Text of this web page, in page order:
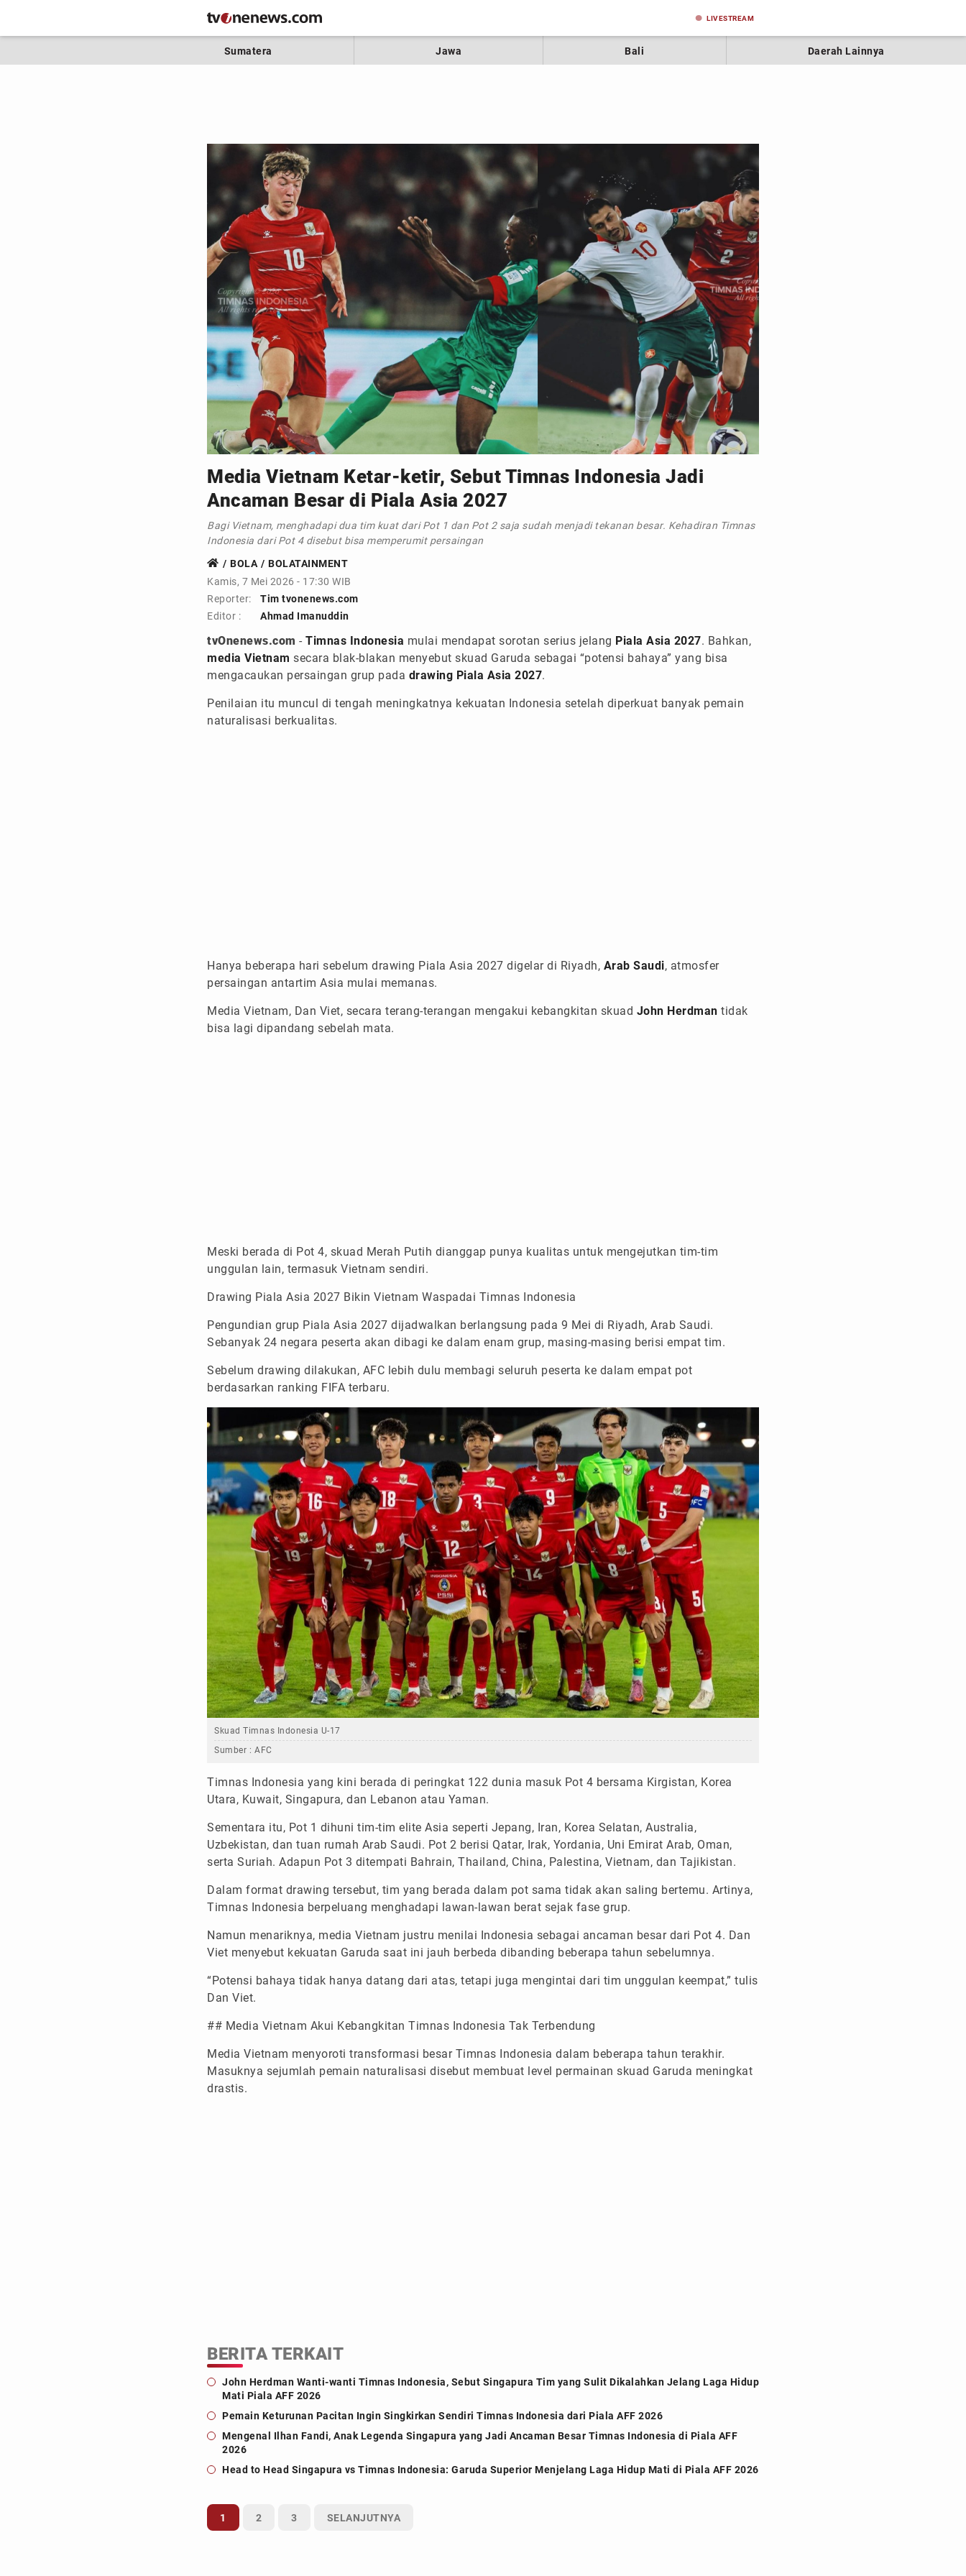
LIVESTREAM
Sumatera Jawa Bali Daerah Lainnya
Instagram Timnas Indonesia
Media Vietnam Ketar-ketir, Sebut Timnas Indonesia Jadi
Ancaman Besar di Piala Asia 2027
Bagi Vietnam, menghadapi dua tim kuat dari Pot 1 dan Pot 2 saja sudah menjadi tekanan besar. Kehadiran Timnas
Indonesia dari Pot 4 disebut bisa memperumit persaingan
BOLA
BOLATAINMENT
Kamis, 7 Mei 2026 - 17:30 WIB
Reporter:
Tim tvonenews.com
Editor :
Ahmad Imanuddin
tvOnenews.com - Timnas Indonesia mulai mendapat sorotan serius jelang Piala Asia 2027. Bahkan,
media Vietnam secara blak-blakan menyebut skuad Garuda sebagai “potensi bahaya” yang bisa
mengacaukan persaingan grup pada drawing Piala Asia 2027.
Penilaian itu muncul di tengah meningkatnya kekuatan Indonesia setelah diperkuat banyak pemain
naturalisasi berkualitas.
Hanya beberapa hari sebelum drawing Piala Asia 2027 digelar di Riyadh, Arab Saudi, atmosfer
persaingan antartim Asia mulai memanas.
Media Vietnam, Dan Viet, secara terang-terangan mengakui kebangkitan skuad John Herdman tidak
bisa lagi dipandang sebelah mata.
Meski berada di Pot 4, skuad Merah Putih dianggap punya kualitas untuk mengejutkan tim-tim
unggulan lain, termasuk Vietnam sendiri.
Drawing Piala Asia 2027 Bikin Vietnam Waspadai Timnas Indonesia
Pengundian grup Piala Asia 2027 dijadwalkan berlangsung pada 9 Mei di Riyadh, Arab Saudi.
Sebanyak 24 negara peserta akan dibagi ke dalam enam grup, masing-masing berisi empat tim.
Sebelum drawing dilakukan, AFC lebih dulu membagi seluruh peserta ke dalam empat pot
berdasarkan ranking FIFA terbaru.
Skuad Timnas Indonesia U-17
Sumber : AFC
Timnas Indonesia yang kini berada di peringkat 122 dunia masuk Pot 4 bersama Kirgistan, Korea
Utara, Kuwait, Singapura, dan Lebanon atau Yaman.
Sementara itu, Pot 1 dihuni tim-tim elite Asia seperti Jepang, Iran, Korea Selatan, Australia,
Uzbekistan, dan tuan rumah Arab Saudi. Pot 2 berisi Qatar, Irak, Yordania, Uni Emirat Arab, Oman,
serta Suriah. Adapun Pot 3 ditempati Bahrain, Thailand, China, Palestina, Vietnam, dan Tajikistan.
Dalam format drawing tersebut, tim yang berada dalam pot sama tidak akan saling bertemu. Artinya,
Timnas Indonesia berpeluang menghadapi lawan-lawan berat sejak fase grup.
Namun menariknya, media Vietnam justru menilai Indonesia sebagai ancaman besar dari Pot 4. Dan
Viet menyebut kekuatan Garuda saat ini jauh berbeda dibanding beberapa tahun sebelumnya.
“Potensi bahaya tidak hanya datang dari atas, tetapi juga mengintai dari tim unggulan keempat,” tulis
Dan Viet.
## Media Vietnam Akui Kebangkitan Timnas Indonesia Tak Terbendung
Media Vietnam menyoroti transformasi besar Timnas Indonesia dalam beberapa tahun terakhir.
Masuknya sejumlah pemain naturalisasi disebut membuat level permainan skuad Garuda meningkat
drastis.
BERITA TERKAIT
John Herdman Wanti-wanti Timnas Indonesia, Sebut Singapura Tim yang Sulit Dikalahkan Jelang Laga Hidup
Mati Piala AFF 2026
Pemain Keturunan Pacitan Ingin Singkirkan Sendiri Timnas Indonesia dari Piala AFF 2026
Mengenal Ilhan Fandi, Anak Legenda Singapura yang Jadi Ancaman Besar Timnas Indonesia di Piala AFF
2026
Head to Head Singapura vs Timnas Indonesia: Garuda Superior Menjelang Laga Hidup Mati di Piala AFF 2026
1 2 3 SELANJUTNYA